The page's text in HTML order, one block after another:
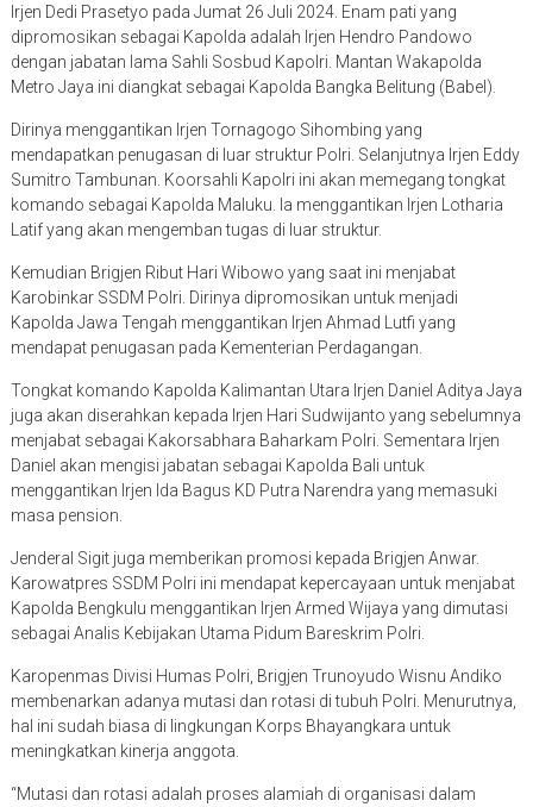
Irjen Dedi Prasetyo pada Jumat 26 Juli 2024. Enam pati yang
dipromosikan sebagai Kapolda adalah Irjen Hendro Pandowo
dengan jabatan lama Sahli Sosbud Kapolri. Mantan Wakapolda
Metro Jaya ini diangkat sebagai Kapolda Bangka Belitung (Babel).
Dirinya menggantikan Irjen Tornagogo Sihombing yang
mendapatkan penugasan di luar struktur Polri. Selanjutnya Irjen Eddy
Sumitro Tambunan. Koorsahli Kapolri ini akan memegang tongkat
komando sebagai Kapolda Maluku. Ia menggantikan Irjen Lotharia
Latif yang akan mengemban tugas di luar struktur.
Kemudian Brigjen Ribut Hari Wibowo yang saat ini menjabat
Karobinkar SSDM Polri. Dirinya dipromosikan untuk menjadi
Kapolda Jawa Tengah menggantikan Irjen Ahmad Lutfi yang
mendapat penugasan pada Kementerian Perdagangan.
Tongkat komando Kapolda Kalimantan Utara Irjen Daniel Aditya Jaya
juga akan diserahkan kepada Irjen Hari Sudwijanto yang sebelumnya
menjabat sebagai Kakorsabhara Baharkam Polri. Sementara Irjen
Daniel akan mengisi jabatan sebagai Kapolda Bali untuk
menggantikan Irjen Ida Bagus KD Putra Narendra yang memasuki
masa pension.
Jenderal Sigit juga memberikan promosi kepada Brigjen Anwar.
Karowatpres SSDM Polri ini mendapat kepercayaan untuk menjabat
Kapolda Bengkulu menggantikan Irjen Armed Wijaya yang dimutasi
sebagai Analis Kebijakan Utama Pidum Bareskrim Polri.
Karopenmas Divisi Humas Polri, Brigjen Trunoyudo Wisnu Andiko
membenarkan adanya mutasi dan rotasi di tubuh Polri. Menurutnya,
hal ini sudah biasa di lingkungan Korps Bhayangkara untuk
meningkatkan kinerja anggota.
“Mutasi dan rotasi adalah proses alamiah di organisasi dalam